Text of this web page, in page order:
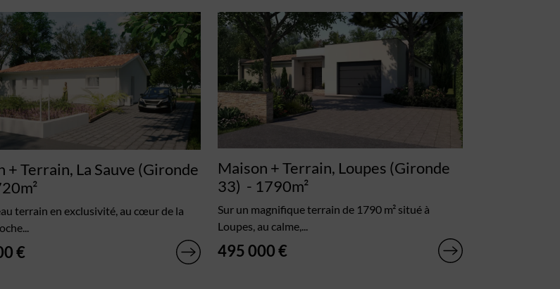
+ Terrain, La Sauve (Gironde
terrain en exclusivité, au cœur de la
€
Maison + Terrain, Loupes (Gironde
33) - 1790m²
Sur un magnifique terrain de 1790 m² situé à
Loupes, au calme,...
495 000 €